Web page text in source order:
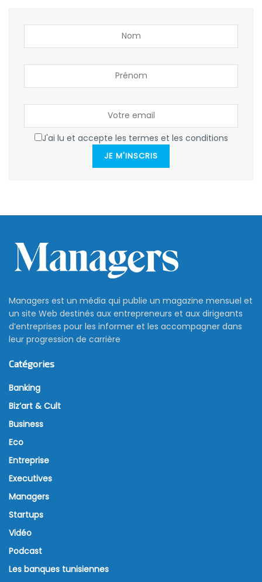
J'ai lu et accepte les termes et les conditions
JE M'INSCRIS
Managers est un média qui publie un magazine mensuel et
un site Web destinés aux entrepreneurs et aux dirigeants
d’entreprises pour les informer et les accompagner dans
leur progression de carrière
Catégories
Banking
Biz’art & Cult
Business
Eco
Entreprise
Executives
Managers
Startups
Vidéo
Podcast
Les banques tunisiennes